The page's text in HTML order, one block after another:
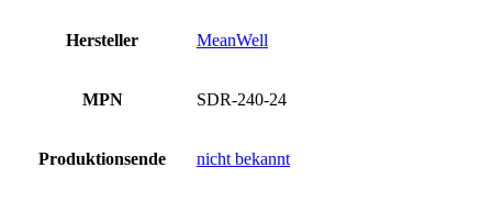
Hersteller MeanWell
MPN SDR-240-24
Produktionsende nicht bekannt